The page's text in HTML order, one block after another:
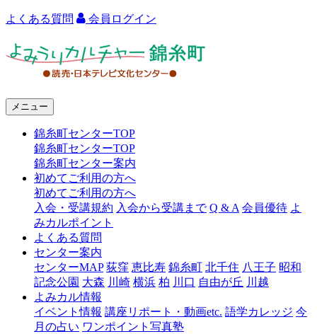
よくある質問 会員ログイン
ャ
糸
メニュー
錦糸町センターTOP
錦糸町センターTOP
錦糸町センター案内
初めてご利用の方へ
初めてご利用の方へ
入会・受講規約 入会から受講まで Q & A 会員優待 よ
みカルポイント
よくある質問
センター案内
センターMAP 荻窪 恵比寿 錦糸町 北千住 八王子 昭和
記念公園 大森 川崎 横浜 柏 川口 自由が丘 川越
よみカル情報
イベント情報 講座リポート・動画etc. 語学カレッジ 今
月の占い ワンポイント写真塾